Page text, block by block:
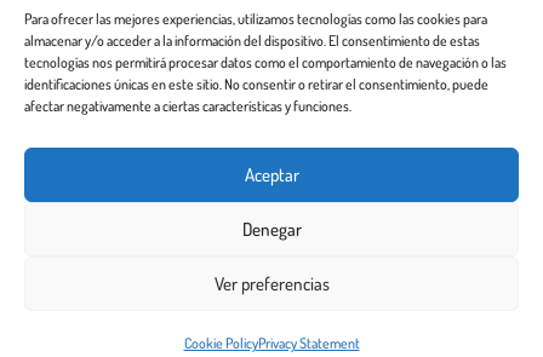
Este sitio web utiliza cookies para garantizar que obtenga la
Para ofrecer las mejores experiencias, utilizamos tecnologías como las cookies para
almacenar y/o acceder a la información del dispositivo. El consentimiento de estas
tecnologías nos permitirá procesar datos como el comportamiento de navegación o las
identificaciones únicas en este sitio. No consentir o retirar el consentimiento, puede
afectar negativamente a ciertas características y funciones.
Aceptar
Denegar
Ver preferencias
Cookie PolicyPrivacy Statement
Cómo quitar piojos y liendres
Preguntas frecuentes
Los piojos y su historia
Prevención y recomendaciones
Todos los derechos reservados 2.020